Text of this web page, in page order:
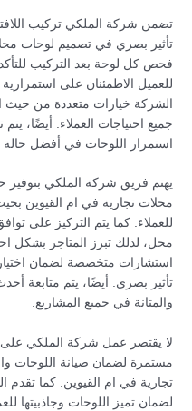
تضمن شركة الملكي تركيب
تأثير بصري في تصميم لوحات
فحص كل لوحة بعد التركيب
للعميل الاطمئنان على
الشركة خيارات متعددة من حيث
جميع احتياجات العملاء. أيضًا،
استمرار اللوحات في أفضل حالة
يهتم فريق شركة الملكي بتوفير
محلات تجارية في ام القيوين
للعملاء. كما يتم التركيز على
محل، لذلك تبرز المتاجر بشكل
استشارات متخصصة لضمان
تأثير بصري. أيضًا، يتم متابعة
والمتانة في جميع المشاريع.
لا يقتصر عمل شركة الملكي على
مستمرة لضمان صيانة اللوحات
تجارية في ام القيوين. كما
لضمان تميز اللوحات وجاذبيتها